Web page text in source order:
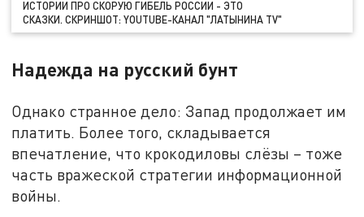
ИСТОРИИ ПРО СКОРУЮ ГИБЕЛЬ РОССИИ - ЭТО
СКАЗКИ. СКРИНШОТ: YOUTUBE-КАНАЛ "ЛАТЫНИНА TV"
Надежда на русский бунт
Однако странное дело: Запад продолжает им
платить. Более того, складывается
впечатление, что крокодиловы слёзы – тоже
часть вражеской стратегии информационной
войны.